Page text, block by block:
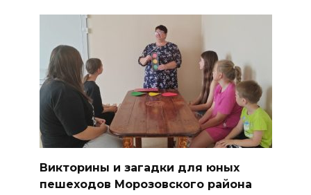
Викторины и загадки для юных
пешеходов Морозовского района